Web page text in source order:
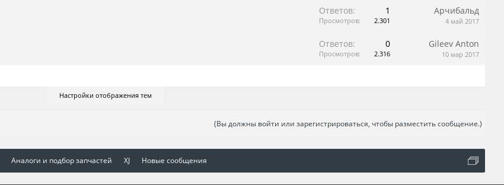
Ответов: 1
Просмотров: 2.301
Арчибальд
4 май 2017
Ответов: 0
Просмотров: 2.316
Gileev Anton
10 мар 2017
Настройки отображения тем
(Вы должны войти или зарегистрироваться, чтобы разместить сообщение.)
Аналоги и подбор запчастей XJ Новые сообщения